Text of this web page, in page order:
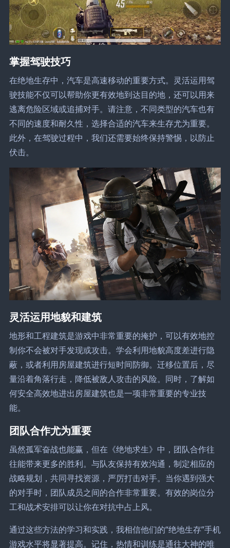
掌握驾驶技巧
在绝地生存中，汽车是高速移动的重要方式。灵活运用驾
驶技能不仅可以帮助你更有效地到达目的地，还可以用来
逃离危险区域或追捕对手。请注意，不同类型的汽车也有
不同的速度和耐久性，选择合适的汽车来生存尤为重要。
此外，在驾驶过程中，我们还需要始终保持警惕，以防止
伏击。
灵活运用地貌和建筑
地形和工程建筑是游戏中非常重要的掩护，可以有效地控
制你不会被对手发现或攻击。学会利用地貌高度差进行隐
蔽，或者利用房屋建筑进行短时间防御。迁移位置后，尽
量沿着角落行走，降低被敌人攻击的风险。同时，了解如
何安全高效地进出房屋建筑也是一项非常重要的专业技
能。
团队合作尤为重要
虽然孤军奋战也能赢，但在《绝地求生》中，团队合作往
往能带来更多的胜利。与队友保持有效沟通，制定相应的
战略规划，共同寻找资源，严厉打击对手。当你遇到强大
的对手时，团队成员之间的合作非常重要。有效的岗位分
工和战术安排可以让你在对抗中占上风。
通过这些方法的学习和实践，我相信他们的“绝地生存”手机
游戏水平将显著提高。记住，热情和训练是通往大神的唯